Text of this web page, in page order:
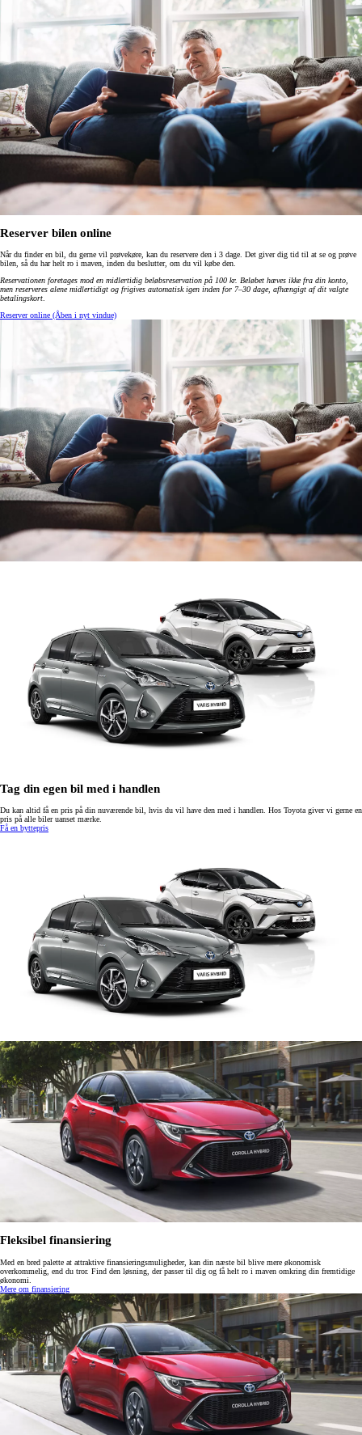
Reserver bilen online
Når du finder en bil, du gerne vil prøvekøre, kan du reservere den i 3 dage. Det giver dig tid til at se og prøve
bilen, så du har helt ro i maven, inden du beslutter, om du vil købe den.
Reservationen foretages mod en midlertidig beløbsreservation på 100 kr. Beløbet hæves ikke fra din konto,
men reserveres alene midlertidigt og frigives automatisk igen inden for 7–30 dage, afhængigt af dit valgte
betalingskort.
Reserver online (Åben i nyt vindue)
Tag din egen bil med i handlen
Du kan altid få en pris på din nuværende bil, hvis du vil have den med i handlen. Hos Toyota giver vi gerne en
pris på alle biler uanset mærke.
Få en byttepris
Fleksibel finansiering
Med en bred palette at attraktive finansieringsmuligheder, kan din næste bil blive mere økonomisk
overkommelig, end du tror. Find den løsning, der passer til dig og få helt ro i maven omkring din fremtidige
økonomi.
Mere om finansiering